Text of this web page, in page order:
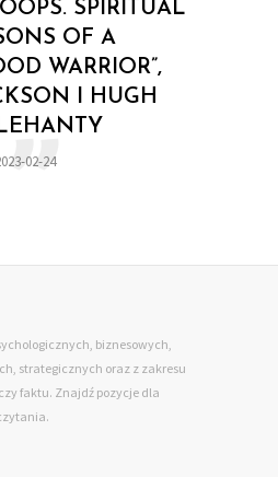
SPIRITUAL
OF A
WARRIOR”,
I HUGH
02-24
„
biznesowych,
strategicznych oraz z zakresu
faktu. Znajdź pozycje dla